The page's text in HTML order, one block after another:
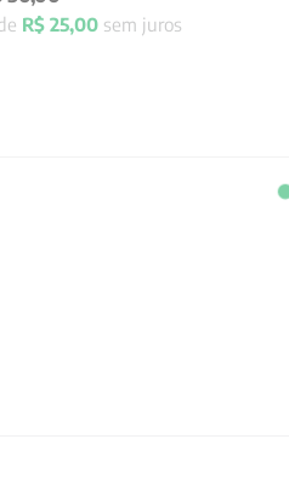
R$ 25,00sem juros